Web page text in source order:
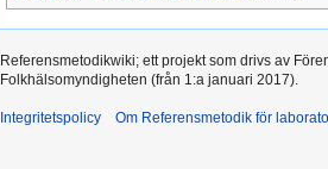
Referensmetodikwiki; ett projekt som drivs av
Folkhälsomyndigheten (från 1:a januari 2017).
Integritetspolicy Om Referensmetodik för